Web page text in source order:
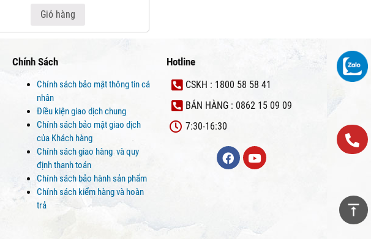
Giỏ hàng
Chính Sách
Chính sách bảo mật thông tin cá
nhân
Điều kiện giao dịch chung
Chính sách bảo mật giao dịch
của Khách hàng
Chính sách giao hàng và quy
định thanh toán
Chính sách bảo hành sản phẩm
Chính sách kiểm hàng và hoàn
trả
Hotline
CSKH : 1800 58 58 41
BÁN HÀNG : 0862 15 09 09
7:30-16:30